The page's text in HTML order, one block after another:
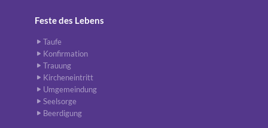
Feste des Lebens
Taufe
Konfirmation
Trauung
Kircheneintritt
Umgemeindung
Seelsorge
Beerdigung